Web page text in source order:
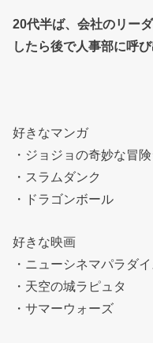
20代半ば、会社のリー
したら後で人事部に呼び
好きなマンガ
・ジョジョの奇妙な冒
・スラムダンク
・ドラゴンボール
好きな映画
・ニューシネマパラダイ
・天空の城ラピュタ
・サマーウォーズ